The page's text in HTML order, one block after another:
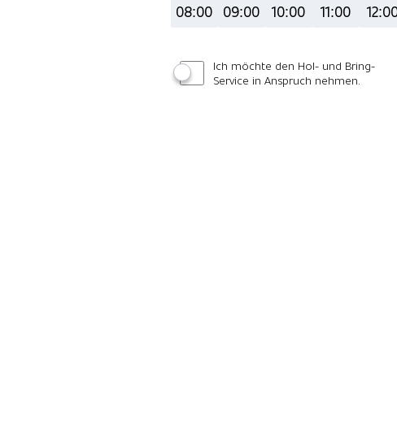
08:00 09:00 10:00 11:00
Ich möchte den Hol- und Bring-
Service in Anspruch nehmen.